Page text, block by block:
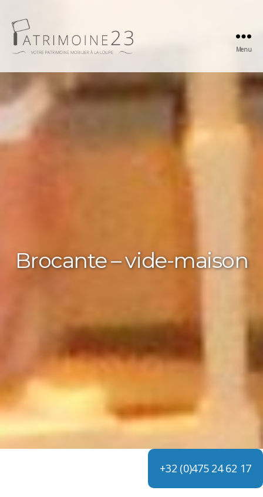
Menu
Brocante – vide-maison
+32 (0)475 24 62 17